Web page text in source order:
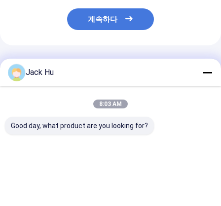
계속하다
추천된 제품
Jack Hu
8:03 AM
Good day, what product are you looking for?